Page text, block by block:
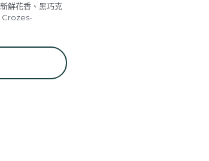
鮮花香、黑巧克
Crozes-